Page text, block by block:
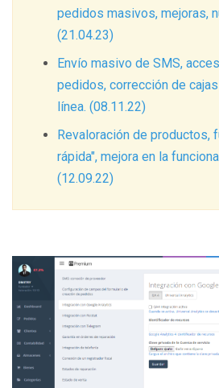
pedidos masivos, mejoras,
(21.04.23)
Envío masivo de SMS,
pedidos, corrección de
línea. (08.11.22)
Revaloración de productos,
rápida", mejora en la
(12.09.22)